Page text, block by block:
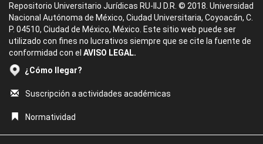
Repositorio Universitario Jurídicas RU-IIJ D.R. © 2018. Universidad
Nacional Autónoma de México, Ciudad Universitaria, Coyoacán, C.
P. 04510, Ciudad de México, México. Este sitio web puede ser
utilizado con fines no lucrativos siempre que se cite la fuente de
conformidad con el AVISO LEGAL.
¿Cómo llegar?
Suscripción a actividades académicas
Normatividad